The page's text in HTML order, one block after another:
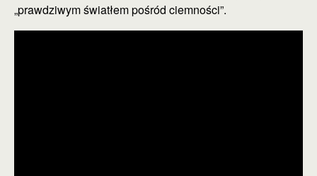
„prawdziwym światłem pośród ciemności”.